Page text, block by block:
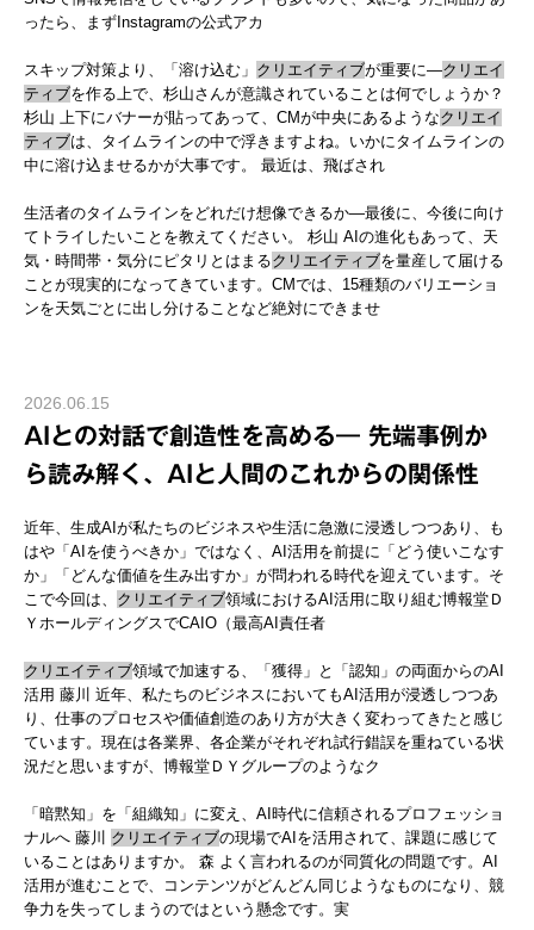
ったら、まずInstagramの公式アカ
スキップ対策より、「溶け込む」 クリエイティブが重要に―クリエイ
ティブを作る上で、杉山さんが意識されていることは何でしょうか？
杉山 上下にバナーが貼ってあって、CMが中央にあるようなクリエイ
ティブは、タイムラインの中で浮きますよね。いかにタイムラインの
中に溶け込ませるかが大事です。 最近は、飛ばされ
生活者のタイムラインをどれだけ想像できるか―最後に、今後に向け
てトライしたいことを教えてください。 杉山 AIの進化もあって、天
気・時間帯・気分にピタリとはまるクリエイティブを量産して届ける
ことが現実的になってきています。CMでは、15種類のバリエーショ
ンを天気ごとに出し分けることなど絶対にできませ
2026.06.15
AIとの対話で創造性を高める― 先端事例か
ら読み解く、AIと人間のこれからの関係性
近年、生成AIが私たちのビジネスや生活に急激に浸透しつつあり、も
はや「AIを使うべきか」ではなく、AI活用を前提に「どう使いこなす
か」「どんな価値を生み出すか」が問われる時代を迎えています。そ
こで今回は、 クリエイティブ領域におけるAI活用に取り組む博報堂Ｄ
ＹホールディングスでCAIO（最高AI責任者
クリエイティブ領域で加速する、「獲得」と「認知」の両面からのAI
活用 藤川 近年、私たちのビジネスにおいてもAI活用が浸透しつつあ
り、仕事のプロセスや価値創造のあり方が大きく変わってきたと感じ
ています。現在は各業界、各企業がそれぞれ試行錯誤を重ねている状
況だと思いますが、博報堂ＤＹグループのようなク
「暗黙知」を「組織知」に変え、AI時代に信頼されるプロフェッショ
ナルへ 藤川 クリエイティブの現場でAIを活用されて、課題に感じて
いることはありますか。 森 よく言われるのが同質化の問題です。AI
活用が進むことで、コンテンツがどんどん同じようなものになり、競
争力を失ってしまうのではという懸念です。実